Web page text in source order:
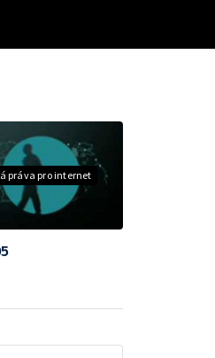
práva pro internet